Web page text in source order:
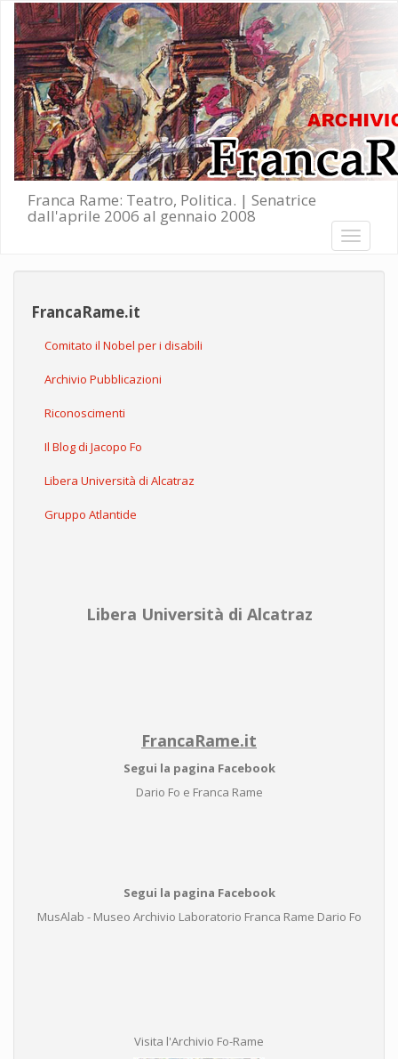
Salta al contenuto principale
Franca Rame: Teatro, Politica. | Senatrice
dall'aprile 2006 al gennaio 2008
Toggle
FrancaRame.it
Comitato il Nobel per i disabili
Archivio Pubblicazioni
Riconoscimenti
Il Blog di Jacopo Fo
Libera Università di Alcatraz
Gruppo Atlantide
Libera Università di Alcatraz
FrancaRame.it
Segui la pagina Facebook
Dario Fo e Franca Rame
Segui la pagina Facebook
MusAlab - Museo Archivio Laboratorio Franca Rame Dario Fo
Visita l'Archivio Fo-Rame